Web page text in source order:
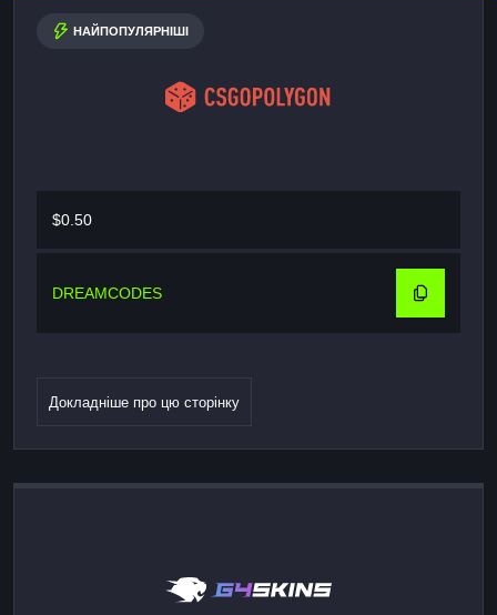
НАЙПОПУЛЯРНІШІ
$0.50
DREAMCODES
Докладніше про цю сторінку